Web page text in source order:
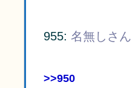
955: 名無しさん
>>950